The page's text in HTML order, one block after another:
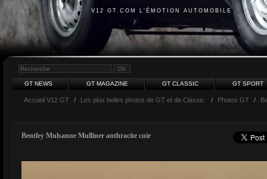
V12 GT.COM L'ÉMOTION AUTOMOBILE
GT NEWS GT MAGAZINE GT CLASSIC GT SPORT
Accueil V12 GT / Les plus belles photos de GT et de Classic. / Photos GT /
Bentley Mulsanne Mulliner anthracite cuir